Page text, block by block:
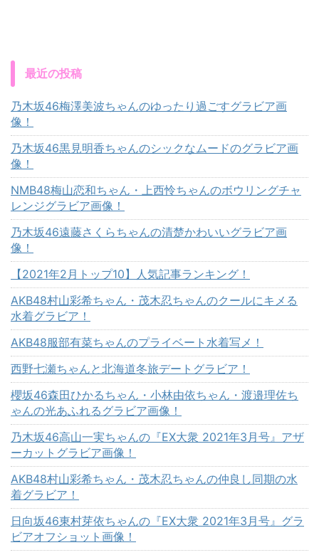
最近の投稿
乃木坂46梅澤美波ちゃんのゆったり過ごすグラビア画
像！
乃木坂46黒見明香ちゃんのシックなムードのグラビア画
像！
NMB48梅山恋和ちゃん・上西怜ちゃんのボウリングチャ
レンジグラビア画像！
乃木坂46遠藤さくらちゃんの清楚かわいいグラビア画
像！
【2021年2月トップ10】人気記事ランキング！
AKB48村山彩希ちゃん・茂木忍ちゃんのクールにキメる
水着グラビア！
AKB48服部有菜ちゃんのプライベート水着写メ！
西野七瀬ちゃんと北海道冬旅デートグラビア！
櫻坂46森田ひかるちゃん・小林由依ちゃん・渡邉理佐ち
ゃんの光あふれるグラビア画像！
乃木坂46高山一実ちゃんの『EX大衆 2021年3月号』アザ
ーカットグラビア画像！
AKB48村山彩希ちゃん・茂木忍ちゃんの仲良し同期の水
着グラビア！
日向坂46東村芽依ちゃんの『EX大衆 2021年3月号』グラ
ビアオフショット画像！